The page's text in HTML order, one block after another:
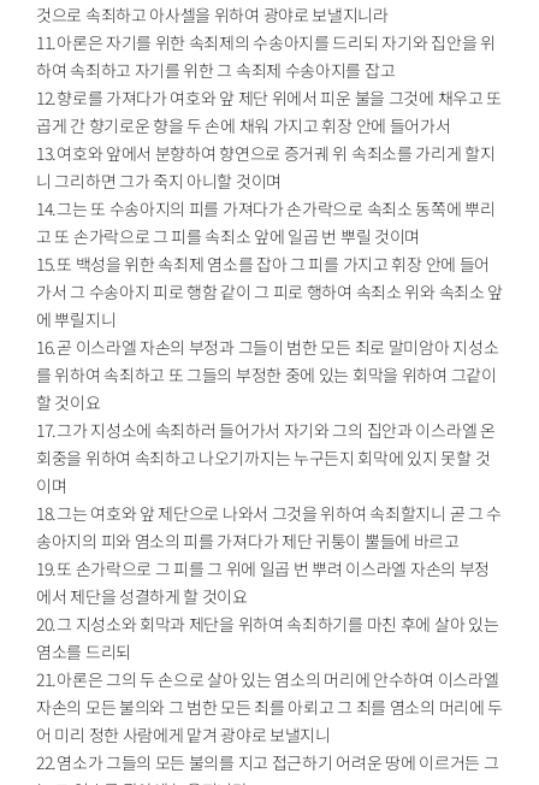
것으로 속죄하고 아사셀을 위하여 광야로 보낼지니라
11.아론은 자기를 위한 속죄제의 수송아지를 드리되 자기와 집안을 위
하여 속죄하고 자기를 위한 그 속죄제 수송아지를 잡고
12.향로를 가져다가 여호와 앞 제단 위에서 피운 불을 그것에 채우고 또
곱게 간 향기로운 향을 두 손에 채워 가지고 휘장 안에 들어가서
13.여호와 앞에서 분향하여 향연으로 증거궤 위 속죄소를 가리게 할지
니 그리하면 그가 죽지 아니할 것이며
14.그는 또 수송아지의 피를 가져다가 손가락으로 속죄소 동쪽에 뿌리
고 또 손가락으로 그 피를 속죄소 앞에 일곱 번 뿌릴 것이며
15.또 백성을 위한 속죄제 염소를 잡아 그 피를 가지고 휘장 안에 들어
가서 그 수송아지 피로 행함 같이 그 피로 행하여 속죄소 위와 속죄소 앞
에 뿌릴지니
16.곧 이스라엘 자손의 부정과 그들이 범한 모든 죄로 말미암아 지성소
를 위하여 속죄하고 또 그들의 부정한 중에 있는 회막을 위하여 그같이
할 것이요
17.그가 지성소에 속죄하러 들어가서 자기와 그의 집안과 이스라엘 온
회중을 위하여 속죄하고 나오기까지는 누구든지 회막에 있지 못할 것
이며
18.그는 여호와 앞 제단으로 나와서 그것을 위하여 속죄할지니 곧 그 수
송아지의 피와 염소의 피를 가져다가 제단 귀퉁이 뿔들에 바르고
19.또 손가락으로 그 피를 그 위에 일곱 번 뿌려 이스라엘 자손의 부정
에서 제단을 성결하게 할 것이요
20.그 지성소와 회막과 제단을 위하여 속죄하기를 마친 후에 살아 있는
염소를 드리되
21.아론은 그의 두 손으로 살아 있는 염소의 머리에 안수하여 이스라엘
자손의 모든 불의와 그 범한 모든 죄를 아뢰고 그 죄를 염소의 머리에 두
어 미리 정한 사람에게 맡겨 광야로 보낼지니
22.염소가 그들의 모든 불의를 지고 접근하기 어려운 땅에 이르거든 그